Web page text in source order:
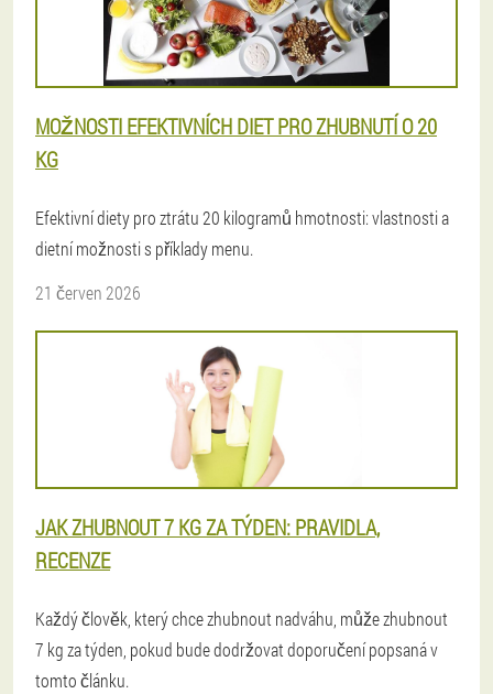
MOŽNOSTI EFEKTIVNÍCH DIET PRO ZHUBNUTÍ O 20
KG
Efektivní diety pro ztrátu 20 kilogramů hmotnosti: vlastnosti a
dietní možnosti s příklady menu.
21 červen 2026
JAK ZHUBNOUT 7 KG ZA TÝDEN: PRAVIDLA,
RECENZE
Každý člověk, který chce zhubnout nadváhu, může zhubnout
7 kg za týden, pokud bude dodržovat doporučení popsaná v
tomto článku.